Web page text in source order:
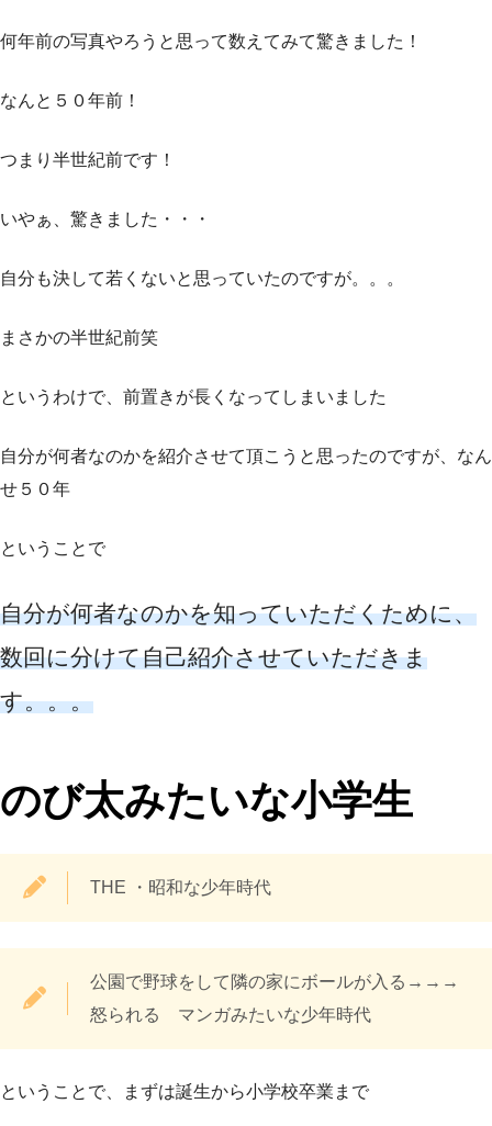
何年前の写真やろうと思って数えてみて驚きました！
なんと５０年前！
つまり半世紀前です！
いやぁ、驚きました・・・
自分も決して若くないと思っていたのですが。。。
まさかの半世紀前笑
というわけで、前置きが長くなってしまいました
自分が何者なのかを紹介させて頂こうと思ったのですが、なん
せ５０年
ということで
自分が何者なのかを知っていただくために、
数回に分けて自己紹介させていただきま
す。。。
のび太みたいな小学生
THE ・昭和な少年時代
公園で野球をして隣の家にボールが入る→→→
怒られる マンガみたいな少年時代
ということで、まずは誕生から小学校卒業まで